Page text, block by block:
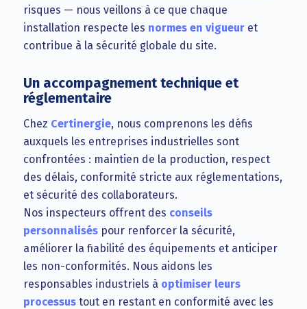
risques — nous veillons à ce que chaque
installation respecte les normes en vigueuret
contribue à la sécurité globale du site.
Un accompagnement technique et
réglementaire
Chez Certinergie, nous comprenons les défis
auxquels les entreprises industrielles sont
confrontées : maintien de la production, respect
des délais, conformité stricte aux réglementations,
et sécurité des collaborateurs.
Nos inspecteurs offrent des conseils
personnaliséspour renforcer la sécurité,
améliorer la fiabilité des équipements et anticiper
les non-conformités. Nous aidons les
responsables industriels à optimiser leurs
processustout en restant en conformité avec les